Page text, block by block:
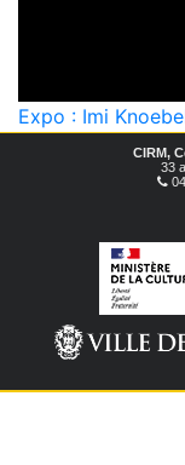
Expo : Imi
CIRM,
33